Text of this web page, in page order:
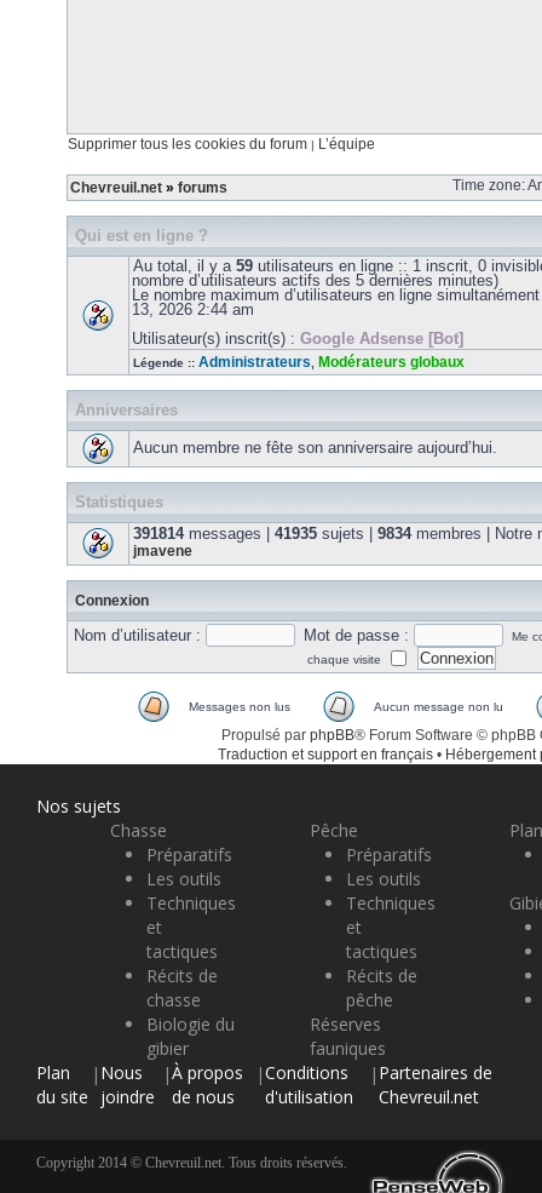
Supprimer tous les cookies du forum | L’équipe
Chevreuil.net » forums Time zone:
Qui est en ligne ?
Au total, il y a 59 utilisateurs en ligne :: 1 inscrit, 0
nombre d’utilisateurs actifs des 5 dernières minutes)
Le nombre maximum d’utilisateurs en ligne
13, 2026 2:44 am
Utilisateur(s) inscrit(s) : Google Adsense [Bot]
Légende :: Administrateurs Modérateurs globaux
Anniversaires
Aucun membre ne fête son anniversaire aujourd’hui.
Statistiques
391814messages | 41935 sujets | 9834membres | Notre
jmavene
Connexion
Nom d’utilisateur : Mot de passe :
Me
chaque visite
Messages non lus Aucun message non lu
Propulsé par phpBB® Forum Software © phpBB
Traduction et support en français • Hébergement
Nos sujets
Chasse
Préparatifs
Les outils
Techniques
et
tactiques
Récits de
chasse
Biologie du
gibier
Pêche
Préparatifs
Les outils
Techniques
et
tactiques
Récits de
pêche
Réserves
fauniques
Plan
du site
| Nous
joindre
|À propos
de nous
|Conditions
d'utilisation
| Partenaires de
Chevreuil.net
Copyright 2014 © Chevreuil.net. Tous droits réservés.